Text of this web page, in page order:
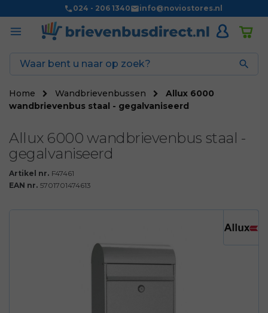
024 - 206 1340 info@noviostores.nl

Home Wandbrievenbussen
Allux 6000
wandbrievenbus staal - gegalvaniseerd
Allux 6000 wandbrievenbus staal -
gegalvaniseerd
Artikel nr. F47461
EAN nr. 5701701474613